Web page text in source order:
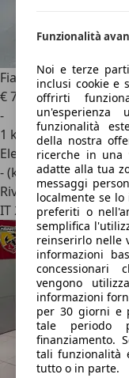
Fiat Topolino
€ 7.650
-
1 km
Elettrica
- (kWh/100 km)
Rivenditore
IT 20862Arcore - Mb
Funzionalità
Noi e terze
inclusi cookie e
offrirti
un'esperienza
funzionalità
della nostra
ricerche in una
adatte alla tua
messaggi
localmente se
preferiti o
semplifica
reinserirlo nelle
informazioni
concessionari
vengono
informazioni
per 30 giorni e
tale periodo
finanziamento.
tali funzionalità
tutto o in parte.